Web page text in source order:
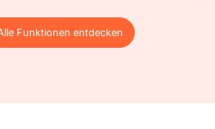
Funktionen entdecken
Funktionen entdecken